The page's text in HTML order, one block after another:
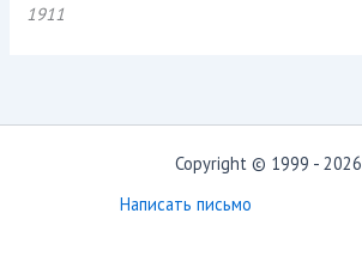
1911
Copyright © 1999 - 2026
Написать письмо